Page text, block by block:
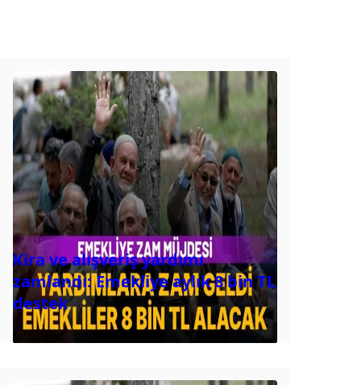
Kira ve alışveriş yardımı
zamlandı: Emekliye aylık 8 bin TL
destek